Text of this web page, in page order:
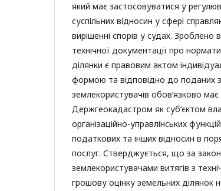
який має застосовуватися у
суспільних відносин у сфері
вирішенні спорів у судах.
технічної документації про
ділянки є правовим актом
формою та відповідно до поданих
землекористувачів обов’язково
Держгеокадастром як суб’єктом
організаційно-управлінських
податкових та інших відносин в
послуг. Стверджується, що за
землекористувачами витягів з
грошову оцінку земельних ділянок